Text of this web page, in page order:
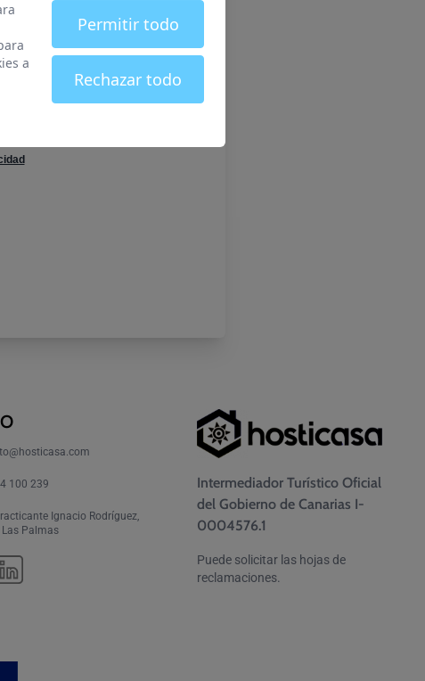
a
Permitir todo
Rechazar todo
100 239
Ignacio Rodríguez,
Palmas
Intermediador Turístico Oficial
del Gobierno de Canarias I-
0004576.1
Puede solicitar las hojas de
reclamaciones.